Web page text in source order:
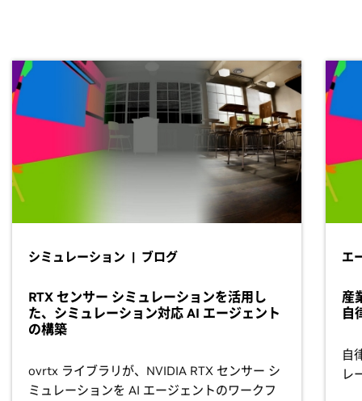
シミュレーション | ブログ
RTX センサー シミュレーションを活用し
た、シミュレーション対応 AI エージェント
の構築
ovrtx ライブラリが、NVIDIA RTX センサー シ
ミュレーションを AI エージェントのワークフ
エ
産
自
自
レ